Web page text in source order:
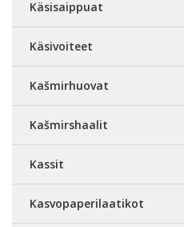
Käsisaippuat
Käsivoiteet
Kašmirhuovat
Kašmirshaalit
Kassit
Kasvopaperilaatikot